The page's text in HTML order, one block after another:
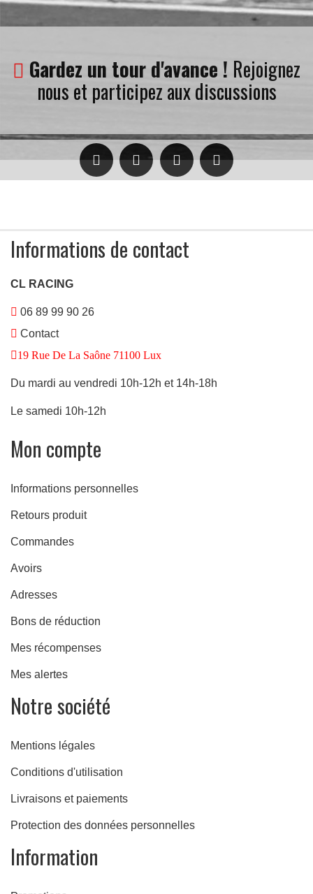
Gardez un tour d'avance ! Rejoignez
nous et participez aux discussions
Informations de contact
CL RACING
06 89 99 90 26
Contact
19 Rue De La Saône 71100 Lux
Du mardi au vendredi 10h-12h et 14h-18h
Le samedi 10h-12h
Mon compte
Informations personnelles
Retours produit
Commandes
Avoirs
Adresses
Bons de réduction
Mes récompenses
Mes alertes
Notre société
Mentions légales
Conditions d'utilisation
Livraisons et paiements
Protection des données personnelles
Information